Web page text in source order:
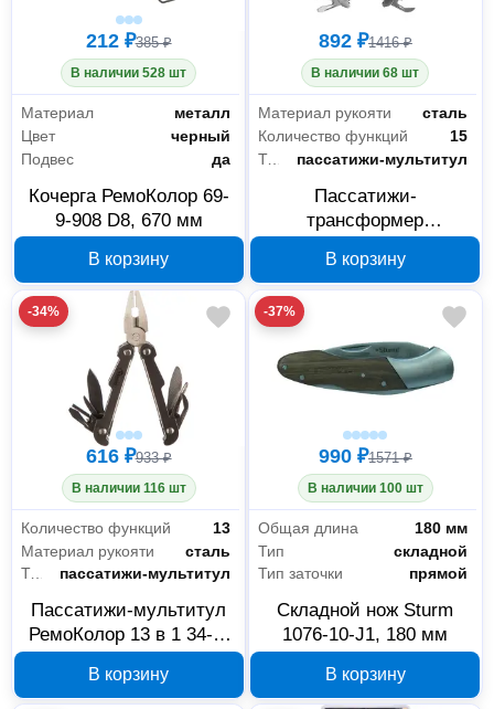
212 ₽385 ₽
В наличии 528 шт
Материал
металл
Цвет
черный
Подвес
да
Кочерга РемоКолор 69-
9-908 D8, 670 мм
В корзину
892 ₽1416 ₽
В наличии 68 шт
Материал рукояти
сталь
Количество функций
15
Тип мультиинструмента
пассатижи-мультитул
Пассатижи-
трансформер
015
В корзину
-34%
616 ₽933 ₽
В наличии 116 шт
Количество функций
13
Материал рукояти
сталь
Тип мультиинструмента
пассатижи-мультитул
Пассатижи-мультитул
РемоКолор 13 в 1 34-1-
В корзину
-37%
990 ₽1571 ₽
В наличии 100 шт
Общая длина
180 мм
Тип
складной
Тип заточки
прямой
Складной нож Sturm
1076-10-J1, 180 мм
В корзину